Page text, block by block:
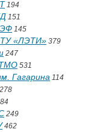
194
151
145
«ЛЭТИ» 379
247
531
Гагарина 114
249
462